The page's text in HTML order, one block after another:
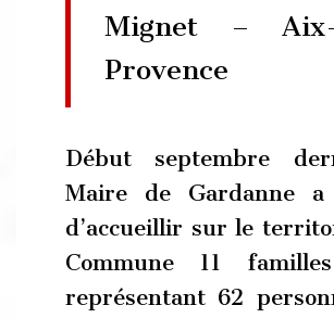
Mignet –
Provence
Début septembre
Maire de Gardanne a
d’accueillir sur le
Commune 11
représentant 62